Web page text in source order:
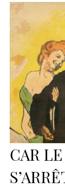
CAR